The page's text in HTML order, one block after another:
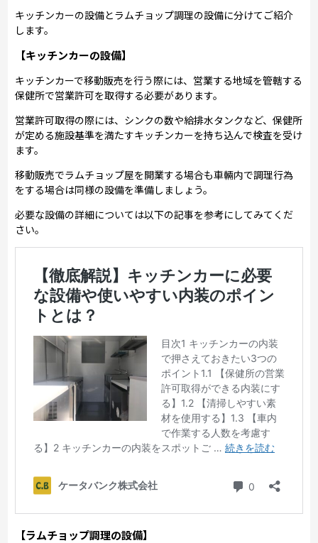
キッチンカーの設備とラムチョップ調理の設備に分けてご紹介
します。
【キッチンカーの設備】
キッチンカーで移動販売を行う際には、営業する地域を管轄する
保健所で営業許可を取得する必要があります。
営業許可取得の際には、シンクの数や給排水タンクなど、保健所
が定める施設基準を満たすキッチンカーを持ち込んで検査を受け
ます。
移動販売でラムチョップ屋を開業する場合も車輛内で調理行為
をする場合は同様の設備を準備しましょう。
必要な設備の詳細については以下の記事を参考にしてみてくだ
さい。
【ラムチョップ調理の設備】